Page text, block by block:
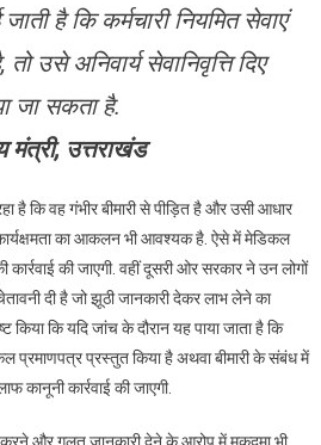
जाती है कि कर्मचारी नियमित सेवाएं
उसे अनिवार्य सेवानिवृत्ति दिए
जा सकता है.
मंत्री, उत्तराखंड
है कि वह गंभीर बीमारी से पीड़ित है और उसी आधार
का आकलन भी आवश्यक है. ऐसे में मेडिकल
कार्रवाई की जाएगी. वहीं दूसरी ओर सरकार ने उन लोगों
दी है जो झूठी जानकारी देकर लाभ लेने का
किया कि यदि जांच के दौरान यह पाया जाता है कि
प्रमाणपत्र प्रस्तुत किया है अथवा बीमारी के संबंध में
कानूनी कार्रवाई की जाएगी.